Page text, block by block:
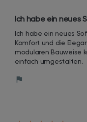
Ich habe ein neues
den Komfort und
Dank seiner
Wohnzimmer ganz
Ich habe ein neues
Komfort und die
modularen Bauweise
einfach umgestalten.